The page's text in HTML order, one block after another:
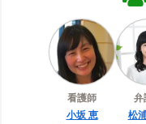
看護師
小坂 恵
弁
松